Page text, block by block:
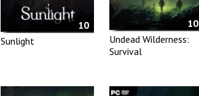
10
Sunlight
10
Undead Wilderness:
Survival